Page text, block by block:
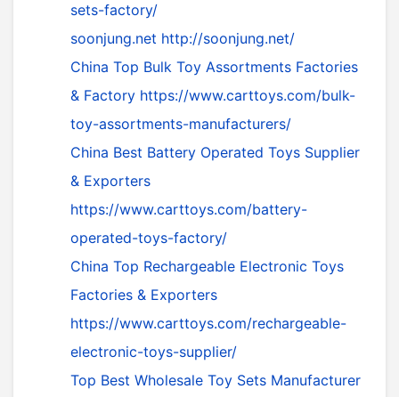
sets-factory/
soonjung.net http://soonjung.net/
China Top Bulk Toy Assortments Factories
& Factory https://www.carttoys.com/bulk-
toy-assortments-manufacturers/
China Best Battery Operated Toys Supplier
& Exporters
https://www.carttoys.com/battery-
operated-toys-factory/
China Top Rechargeable Electronic Toys
Factories & Exporters
https://www.carttoys.com/rechargeable-
electronic-toys-supplier/
Top Best Wholesale Toy Sets Manufacturer